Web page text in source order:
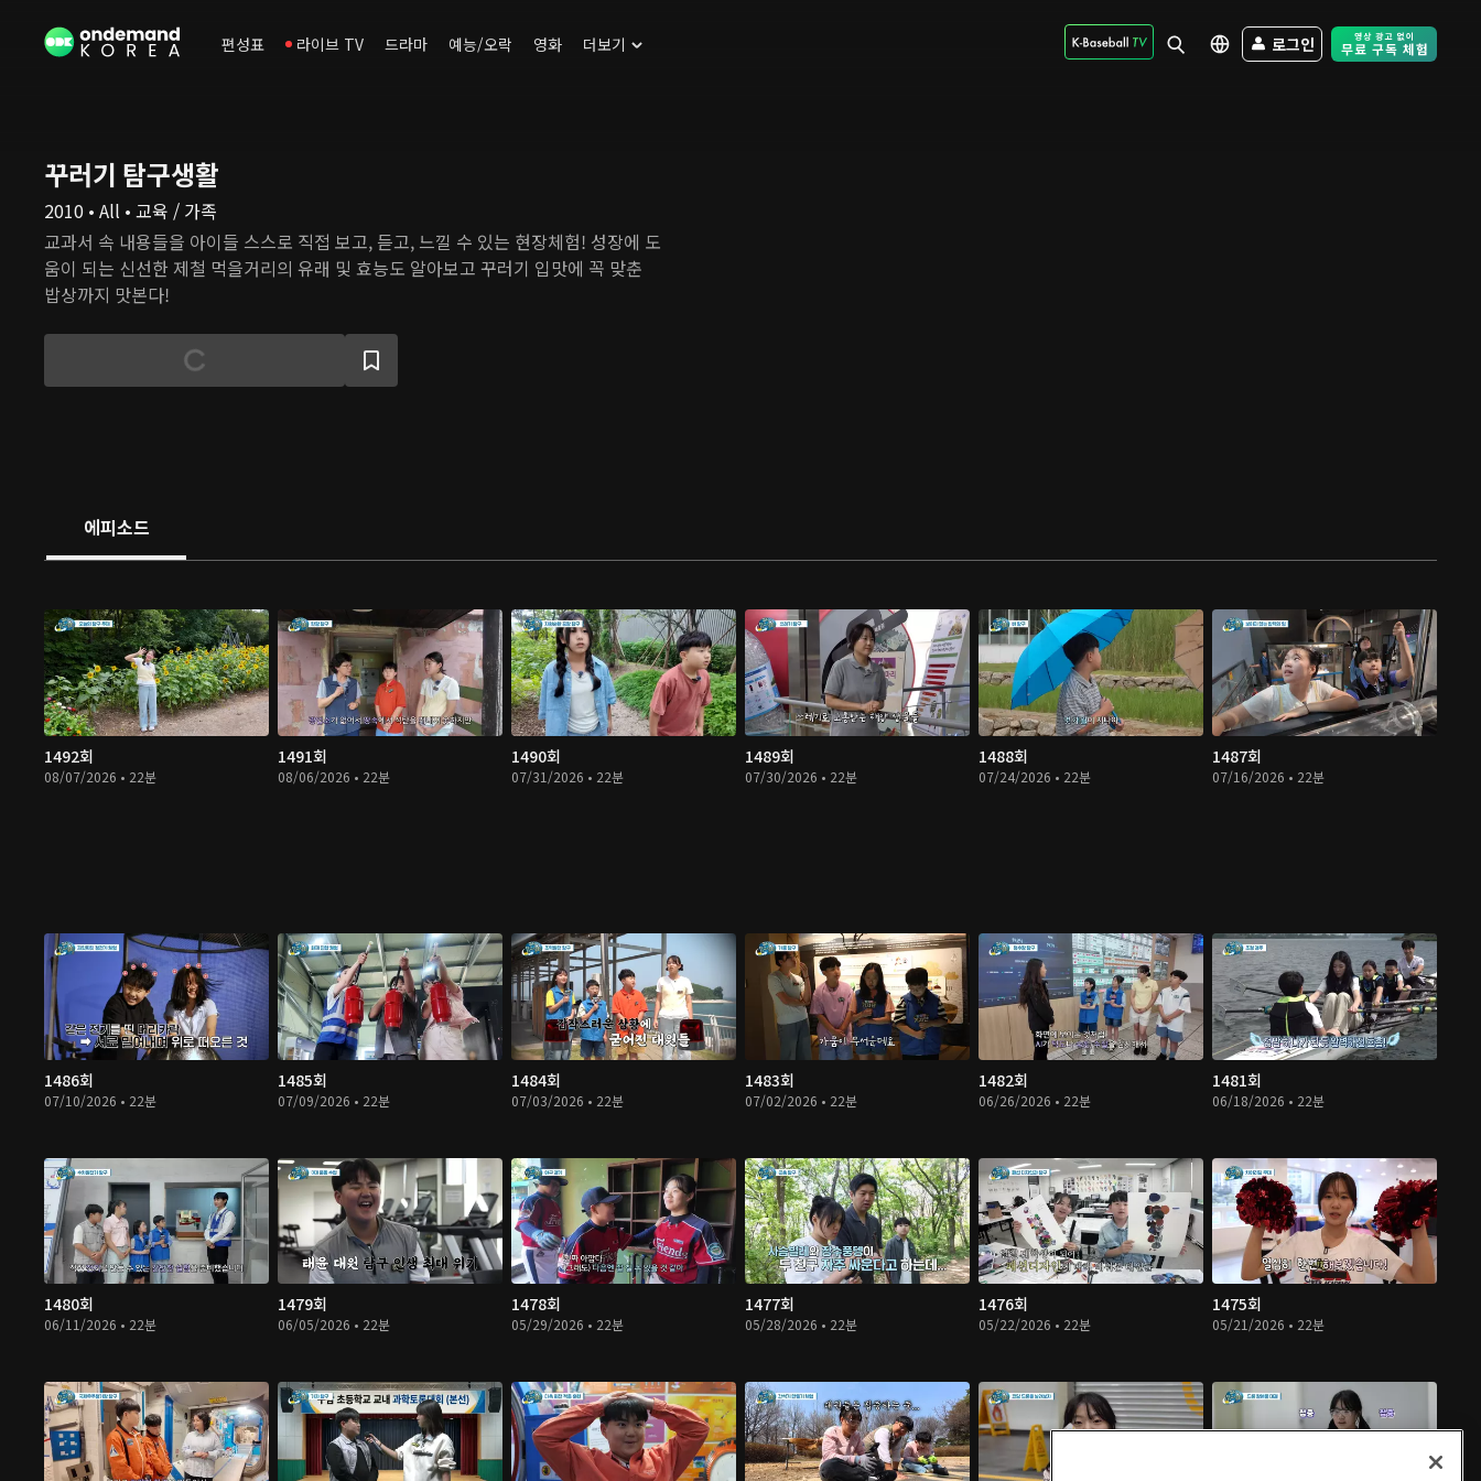
편성표 라이브 TV 드라마 예능/오락 영화 더보기 로그인 Free Trial -
꾸러기 탐구생활
2010 • All • 교육 / 가족
교과서 속 내용들을 아이들 스스로 직접 보고, 듣고, 느낄 수 있는 현장체험! 성장에 도
움이 되는 신선한 제철 먹을거리의 유래 및 효능도 알아보고 꾸러기 입맛에 꼭 맞춘
밥상까지 맛본다!
에피소드
1492회
08/07/2026 • 22분
1491회
08/06/2026 • 22분
1490회
07/31/2026 • 22분
1489회
07/30/2026 • 22분
1488회
07/24/2026 • 22분
1487회
07/16/2026 • 22분
1486회
07/10/2026 • 22분
1485회
07/09/2026 • 22분
1484회
07/03/2026 • 22분
1483회
07/02/2026 • 22분
1482회
06/26/2026 • 22분
1481회
06/18/2026 • 22분
1480회
06/11/2026 • 22분
1479회
06/05/2026 • 22분
1478회
05/29/2026 • 22분
1477회
05/28/2026 • 22분
1476회
05/22/2026 • 22분
1475회
05/21/2026 • 22분